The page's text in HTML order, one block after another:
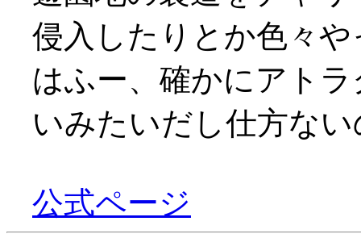
侵入したりとか色々
はふー、確かにアト
いみたいだし仕方な
公式ページ